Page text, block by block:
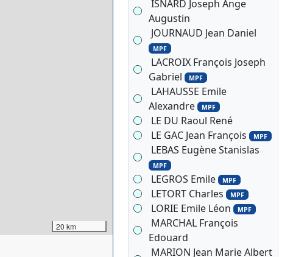
20 km
ISNARD Joseph Ange
Augustin
JOURNAUD Jean Daniel
MPF
LACROIX François Joseph
Gabriel MPF
LAHAUSSE Emile
Alexandre MPF
LE DU Raoul René
LE GAC Jean François MPF
LEBAS Eugène Stanislas
MPF
LEGROS Emile MPF
LETORT Charles MPF
LORIE Emile Léon MPF
MARCHAL François
Edouard
MARION Jean Marie Albert